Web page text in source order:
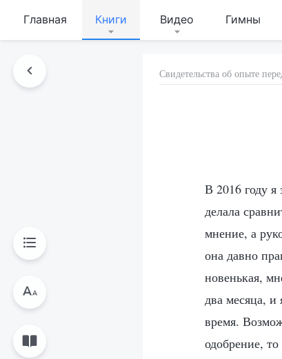
Главная Книги Видео Гимны
Свидетельства об опыте
В 2016 году я
делала
мнение, а
она давно
новенькая,
два месяца,
время.
одобрение,